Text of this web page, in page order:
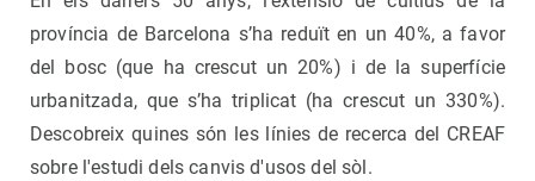
província de Barcelona s’ha reduït en un 40%, a favor
del bosc (que ha crescut un 20%) i de la superfície
urbanitzada, que s’ha triplicat (ha crescut un 330%).
Descobreix quines són les línies de recerca del CREAF
sobre l'estudi dels canvis d'usos del sòl.